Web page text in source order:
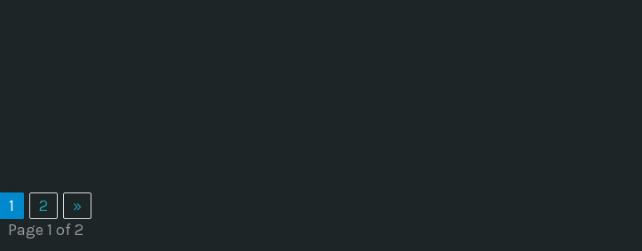
1 2
»
Page 1 of 2